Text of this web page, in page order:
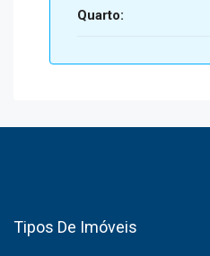
Quarto:
Tipos De Imóveis